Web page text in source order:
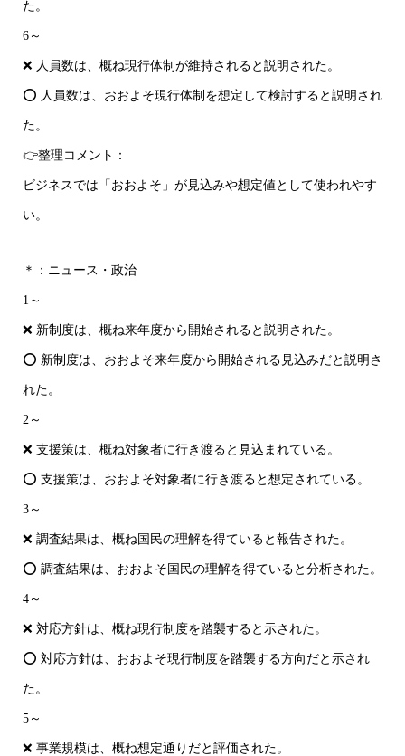
た。
6～
❌ 人員数は、概ね現行体制が維持されると説明された。
⭕ 人員数は、おおよそ現行体制を想定して検討すると説明され
た。
👉整理コメント：
ビジネスでは「おおよそ」が見込みや想定値として使われやす
い。
＊：ニュース・政治
1～
❌ 新制度は、概ね来年度から開始されると説明された。
⭕ 新制度は、おおよそ来年度から開始される見込みだと説明さ
れた。
2～
❌ 支援策は、概ね対象者に行き渡ると見込まれている。
⭕ 支援策は、おおよそ対象者に行き渡ると想定されている。
3～
❌ 調査結果は、概ね国民の理解を得ていると報告された。
⭕ 調査結果は、おおよそ国民の理解を得ていると分析された。
4～
❌ 対応方針は、概ね現行制度を踏襲すると示された。
⭕ 対応方針は、おおよそ現行制度を踏襲する方向だと示され
た。
5～
❌ 事業規模は、概ね想定通りだと評価された。